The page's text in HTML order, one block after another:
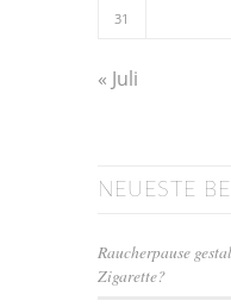
31
« Juli
NEUESTE
Raucherpause
Zigarette?